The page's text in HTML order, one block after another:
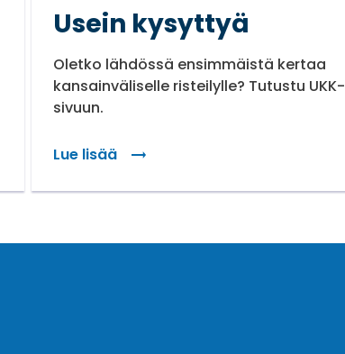
Usein kysyttyä
Oletko lähdössä ensimmäistä kertaa
kansainväliselle risteilylle? Tutustu UKK-
sivuun.
Lue lisää